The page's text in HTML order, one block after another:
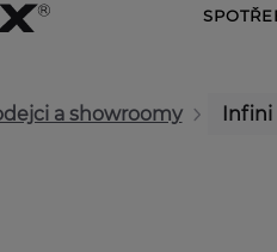
a showroomy Infini